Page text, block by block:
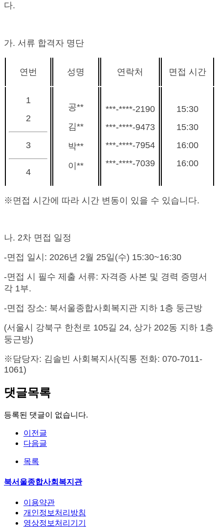
다.
가. 서류 합격자 명단
연번 성명 연락처 면접 시간
1
2
3
4
공**
김**
박**
이 **
***-****-2190
***-****-9473
***-****-7954
***-****-7039
15:30
15:30
16:00
16:00
※ 면접 시간에 따라 시간 변동이 있을 수 있습니다.
나. 2차 면접 일정
-면접 일시 : 2026년 2월 25일 (수) 15:30~16:30
-면접 시 필수 제출 서류: 자격증 사본 및 경력 증명서
각 1부.
-면접 장소: 북서울종합사회복지관 지하 1층 둥근방
(서울시 강북구 한천로 105길 24, 상가 202동 지하 1층
둥근방)
※ 담당자: 김솔빈 사회복지사(직통 전화: 070-7011-
1061)
댓글목록
등록된 댓글이 없습니다.
이전글
다음글
목록
북서울종합사회복지관
이용약관
개인정보처리방침
영상정보처리기기